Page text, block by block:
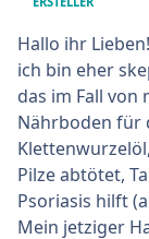
Hallo ihr
ich bin eher
das im Fall von
Nährboden für
Pilze abtötet,
Psoriasis hilft
Mein jetziger